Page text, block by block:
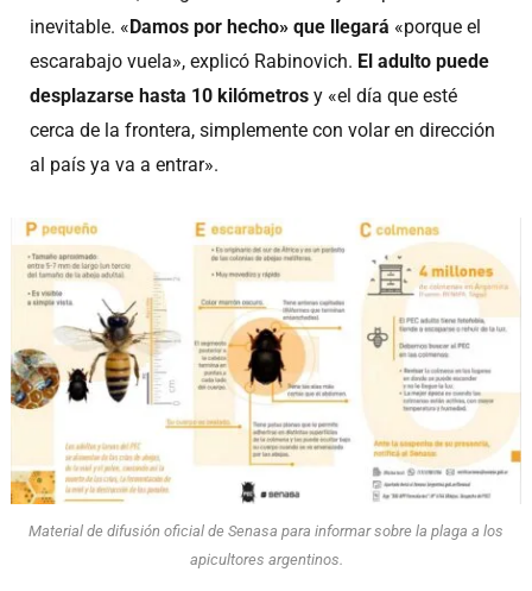
inevitable. « Damos por hecho» que llegará «porque el
escarabajo vuela», explicó Rabinovich. El adulto puede
desplazarse hasta 10 kilómetros y «el día que esté
cerca de la frontera, simplemente con volar en dirección
al país ya va a entrar».
Material de difusión oficial de Senasa para informar sobre la plaga a los
apicultores argentinos.